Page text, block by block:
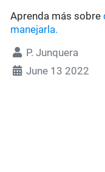
Aprenda más sobre
manejarla.
P. Junquera
June 13 2022